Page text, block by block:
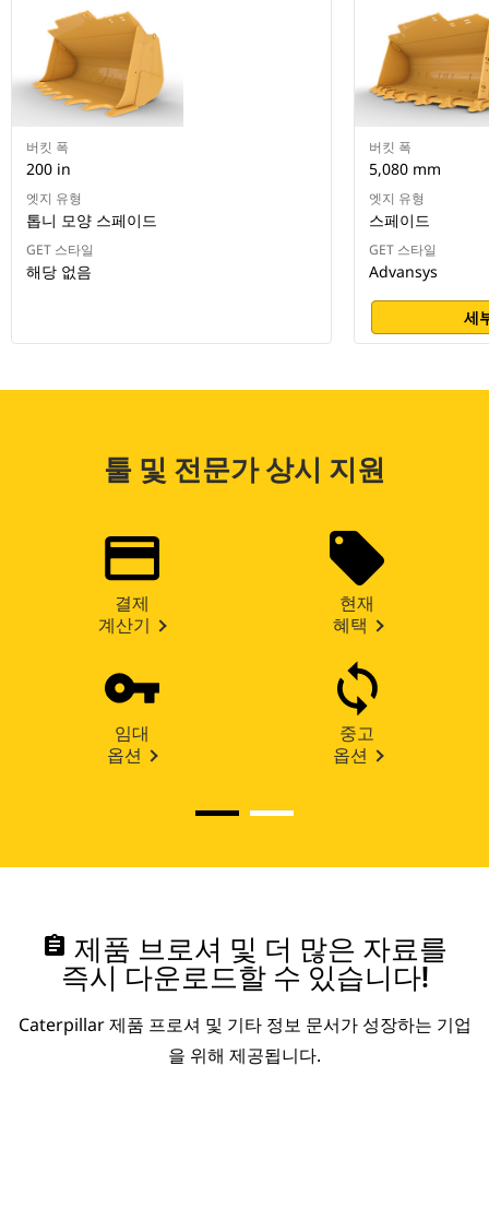
버킷 폭
200 in
엣지 유형
톱니 모양 스페이드
GET 스타일
해당 없음
버킷 폭
5,080 mm
엣지 유형
스페이드
GET 스타일
Advansys
세
툴 및 전문가 상시 지원
결제
계산기
현재
혜택
임대
옵션
중고
옵션
assignment 제품 브로셔 및 더 많은 자료를
즉시 다운로드할 수 있습니다!
Caterpillar 제품 프로셔 및 기타 정보 문서가 성장하는 기업
을 위해 제공됩니다.